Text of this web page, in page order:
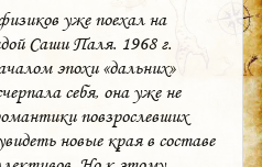
уже поехал на
Саши Паля. 1968 г.
эпохи «дальних»
себя, она уже не
повзрослевших
новые края в составе